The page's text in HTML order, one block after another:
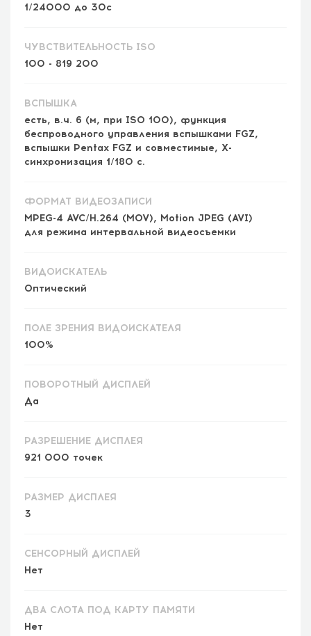
1/24000 до 30с
ЧУВСТВИТЕЛЬНОСТЬ ISO
100 - 819 200
ВСПЫШКА
есть, в.ч. 6 (м, при ISO 100), функция
беспроводного управления вспышками FGZ,
вспышки Pentax FGZ и совместимые, Х-
синхронизация 1/180 с.
ФОРМАТ ВИДЕОЗАПИСИ
MPEG-4 AVC/H.264 (MOV), Motion JPEG (AVI)
для режима интервальной видеосъемки
ВИДОИСКАТЕЛЬ
Оптический
ПОЛЕ ЗРЕНИЯ ВИДОИСКАТЕЛЯ
100%
ПОВОРОТНЫЙ ДИСПЛЕЙ
Да
РАЗРЕШЕНИЕ ДИСПЛЕЯ
921 000 точек
РАЗМЕР ДИСПЛЕЯ
3
СЕНСОРНЫЙ ДИСПЛЕЙ
Нет
ДВА СЛОТА ПОД КАРТУ ПАМЯТИ
Нет